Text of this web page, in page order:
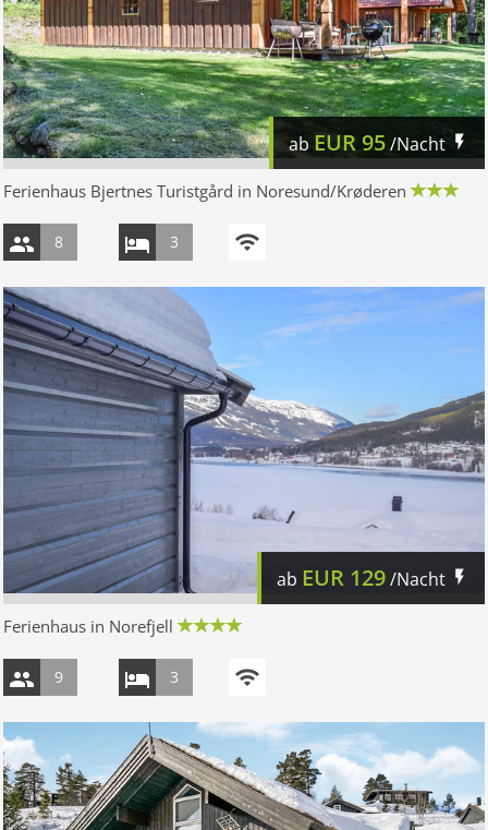
ab EUR95/Nacht
Ferienhaus Bjertnes Turistgård in Noresund/Krøderen
8 3
ab EUR 129/Nacht
Ferienhaus in Norefjell
9 3